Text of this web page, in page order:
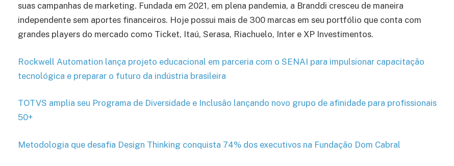
suas campanhas de marketing. Fundada em 2021, em plena pandemia, a Branddi cresceu de maneira
independente sem aportes financeiros. Hoje possui mais de 300 marcas em seu portfólio que conta com
grandes players do mercado como Ticket, Itaú, Serasa, Riachuelo, Inter e XP Investimentos.
Rockwell Automation lança projeto educacional em parceria com o SENAI para impulsionar capacitação
tecnológica e preparar o futuro da indústria brasileira
TOTVS amplia seu Programa de Diversidade e Inclusão lançando novo grupo de afinidade para profissionais
50+
Metodologia que desafia Design Thinking conquista 74% dos executivos na Fundação Dom Cabral